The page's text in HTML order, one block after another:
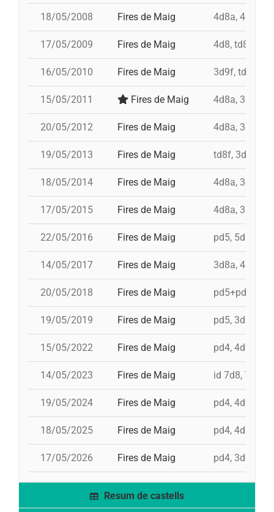
18/05/2008 Fires de Maig 4d8a, 4d9fc,
17/05/2009 Fires de Maig 4d8, td8f,
16/05/2010 Fires de Maig 3d9f, td8f,
15/05/2011 Fires de Maig 4d8a, 3d9f,
20/05/2012 Fires de Maig 4d8a, 3d9f,
19/05/2013 Fires de Maig td8f, 3d9f,
18/05/2014 Fires de Maig 4d8a, 3d9f,
17/05/2015 Fires de Maig 4d8a, 3d9f,
22/05/2016 Fires de Maig pd5, 5d8,
14/05/2017 Fires de Maig 3d8a, 4d9f,
20/05/2018 Fires de Maig pd5+pd5c,
19/05/2019 Fires de Maig pd5, 3d9f, id
15/05/2022 Fires de Maig pd4, 4d8a,
14/05/2023 Fires de Maig id 7d8, 7d8,
19/05/2024 Fires de Maig pd4, 4d9f, id
18/05/2025 Fires de Maig pd4, 4d9fc,
17/05/2026 Fires de Maig pd4, 3d9f,
Resum de castells